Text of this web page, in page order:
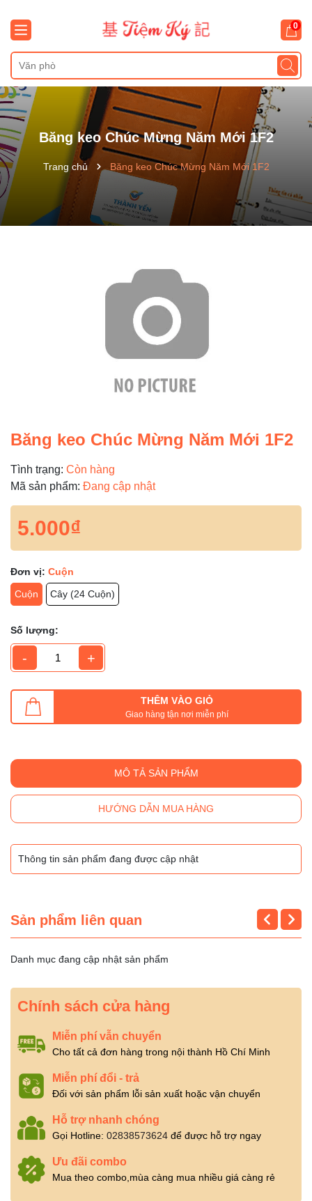
0
Băng keo Chúc Mừng Năm Mới 1F2
Trang chủ Băng keo Chúc Mừng Năm Mới 1F2
Băng keo Chúc Mừng Năm Mới 1F2
Tình trạng: Còn hàng
Mã sản phẩm: Đang cập nhật
5.000₫
Đơn vị: Cuộn
Cuộn
Cây (24 Cuộn)
Số lượng:
- +
THÊM VÀO GIỎ
Giao hàng tận nơi miễn phí
MÔ TẢ SẢN PHẨM
HƯỚNG DẪN MUA HÀNG
Thông tin sản phẩm đang được cập nhật
Sản phẩm liên quan
Danh mục đang cập nhật sản phẩm
Chính sách cửa hàng
Miễn phí vẫn chuyển
Cho tất cả đơn hàng trong nội thành Hồ Chí Minh
Miễn phí đổi - trả
Đối với sản phẩm lỗi sản xuất hoặc vận chuyển
Hỗ trợ nhanh chóng
Gọi Hotline: 02838573624 để được hỗ trợ ngay
Ưu đãi combo
Mua theo combo,mùa càng mua nhiều giá càng rẻ